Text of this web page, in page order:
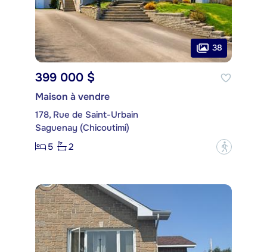
38
399 000 $
Maison à vendre
178, Rue de Saint-Urbain
Saguenay (Chicoutimi)
5
2 ?